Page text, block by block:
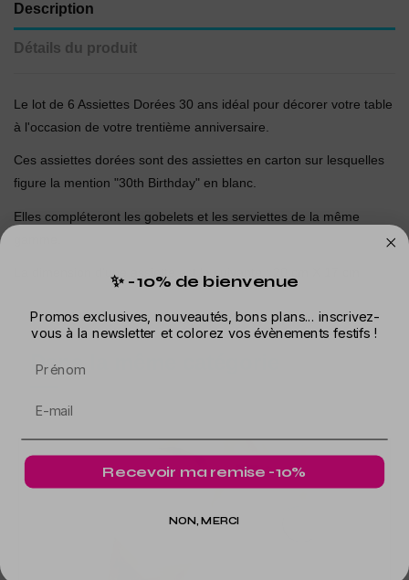
Description
Détails du produit
Le lot de 6 Assiettes Dorées 30 ans idéal pour décorer votre table
à l'occasion de votre trentième anniversaire.
Ces assiettes dorées sont des assiettes en carton sur lesquelles
figure la mention "30th Birthday" en blanc.
Elles compléteront les gobelets et les serviettes de la même
La dimension d'une assiette est la suivante : 20 cm X 17 cm
Dans la même catégorie
✨ -10% de bienvenue
Promos exclusives, nouveautés, bons plans... inscrivez-
vous à la newsletter et colorez vos évènements festifs !
Recevoir ma remise -10%
NON, MERCI